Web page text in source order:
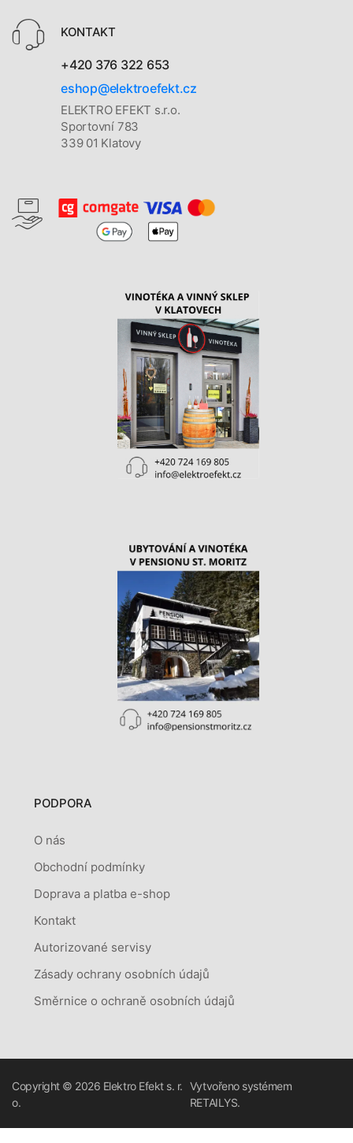
KONTAKT
+420 376 322 653
eshop@elektroefekt.cz
ELEKTRO EFEKT s.r.o.
Sportovní 783
339 01 Klatovy
PODPORA
O nás
Obchodní podmínky
Doprava a platba e-shop
Kontakt
Autorizované servisy
Zásady ochrany osobních údajů
Směrnice o ochraně osobních údajů
Copyright © 2026 Elektro Efekt s. r.
o.
Vytvořeno systémem
RETAILYS.